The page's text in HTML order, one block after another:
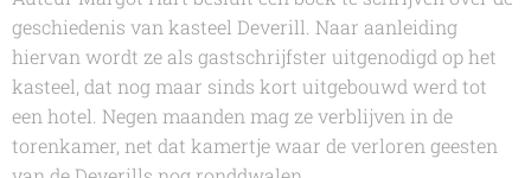
geschiedenis van kasteel Deverill. Naar aanleiding
hiervan wordt ze als gastschrijfster uitgenodigd op het
kasteel, dat nog maar sinds kort uitgebouwd werd tot
een hotel. Negen maanden mag ze verblijven in de
torenkamer, net dat kamertje waar de verloren geesten